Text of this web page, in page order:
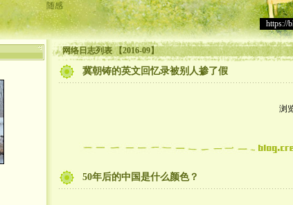
随感
https://
网络日志列表 【2016-09】
冀朝铸的英文回忆录被别人掺了假
浏
50年后的中国是什么颜色？